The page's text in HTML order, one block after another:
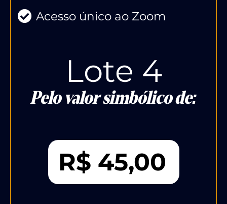
Acesso único ao Zoom
Lote 4
Pelo valor simbólico de:
R$ 45,00